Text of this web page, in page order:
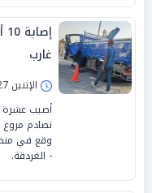
غارب
الإثنين 27/أكتوبر/2025 - 05:15 م
أصيب عشرة
تصادم مروع
وقع في
- الغردقة.